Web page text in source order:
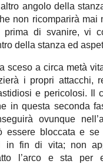
angolo della
non ricomparirà mai
di svanire, vi
della stanza ed
sceso a circa metà
i propri attacchi,
e pericolosi. Il
in questa seconda
ovunque
essere bloccata e
in fin di vita; non
l’arco e sta per